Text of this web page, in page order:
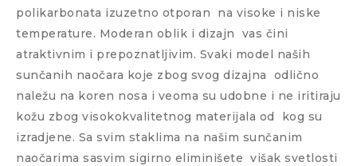
polikarbonata izuzetno otporan
na visoke i niske
temperature. Moderan oblik i dizajn
vas čini
atraktivnim i prepoznatljivim. Svaki model naših
sunčanih naočara koje zbog svog dizajna
odlično
naležu na koren nosa i veoma su udobne i ne iritiraju
kožu zbog visokokvalitetnog materijala od
kog su
izradjene. Sa svim staklima na našim sunčanim
naočarima sasvim sigirno eliminišete višak svetlosti